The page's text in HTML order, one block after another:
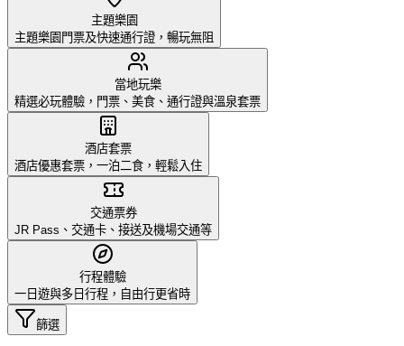
主題樂園
主題樂園門票及快速通行證，暢玩無阻
當地玩樂
精選必玩體驗，門票、美食、通行證與溫泉套票
酒店套票
酒店優惠套票，一泊二食，輕鬆入住
交通票券
JR Pass、交通卡、接送及機場交通等
行程體驗
一日遊與多日行程，自由行更省時
篩選